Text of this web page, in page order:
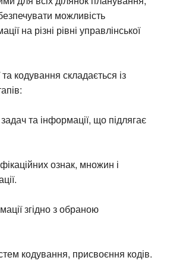
можливість
на різні рівні управлінської
кодування складається із
та інформації, що підлягає
ознак, множин і
згідно з обраною
кодування, присвоєння кодів.